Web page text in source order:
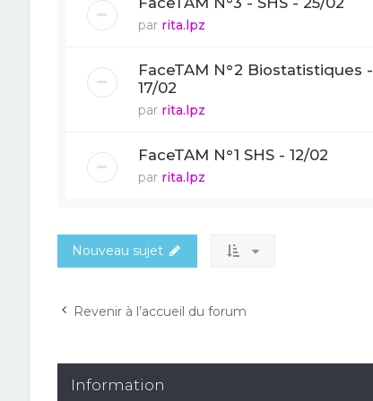
par rita.lpz
FaceTAM N°2 Biostatistiques -
17/02
par rita.lpz
FaceTAM N°1 SHS - 12/02
par rita.lpz
Nouveau sujet
Revenir à l’accueil du forum
Information